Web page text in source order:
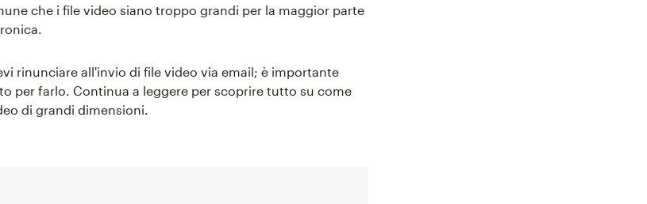
che i file video siano troppo grandi per la maggior parte
rinunciare all'invio di file video via email; è importante
per farlo. Continua a leggere per scoprire tutto su come
di grandi dimensioni.